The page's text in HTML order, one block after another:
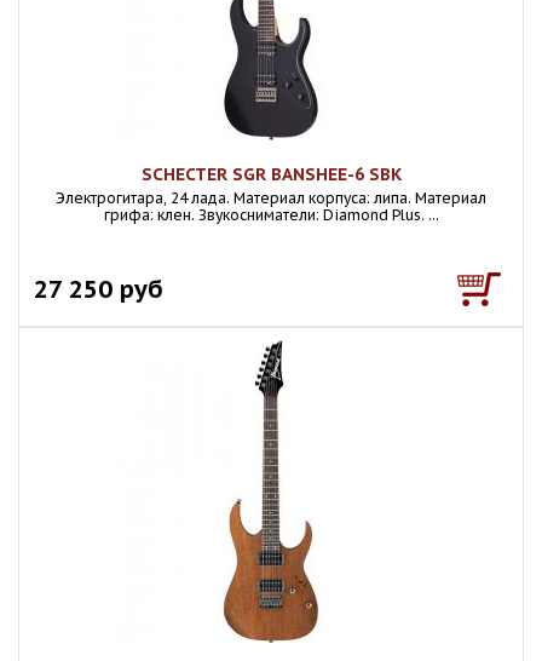
SCHECTER SGR BANSHEE-6 SBK
Электрогитара, 24 лада. Материал корпуса: липа. Материал
грифа: клен. Звукосниматели: Diamond Plus. ...
27 250 руб